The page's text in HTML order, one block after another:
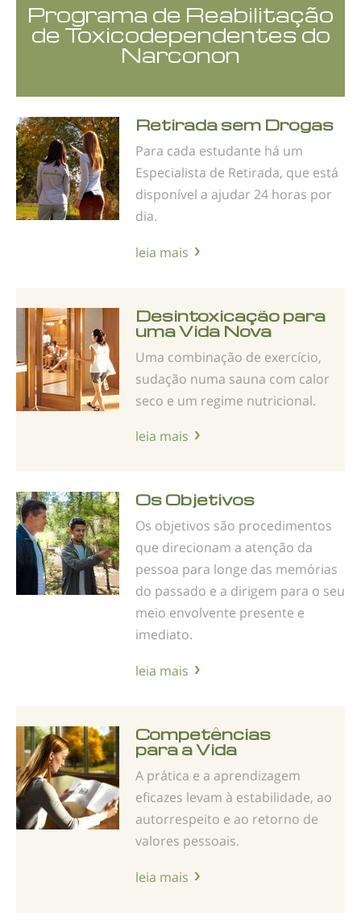
Programa de Reabilitação
de Toxicodependentes do
Narconon
Retirada sem Drogas
Para cada estudante há um
Especialista de Retirada, que está
disponível a ajudar 24 horas por
dia.
leia mais
Desintoxicação para
uma Vida Nova
Uma combinação de exercício,
sudação numa sauna com calor
seco e um regime nutricional.
leia mais
Os Objetivos
Os objetivos são procedimentos
que direcionam a atenção da
pessoa para longe das memórias
do passado e a dirigem para o seu
meio envolvente presente e
imediato.
leia mais
Competências
para a Vida
A prática e a aprendizagem
eficazes levam à esta­bilidade, ao
autorrespeito e ao retorno de
valores pessoais.
leia mais